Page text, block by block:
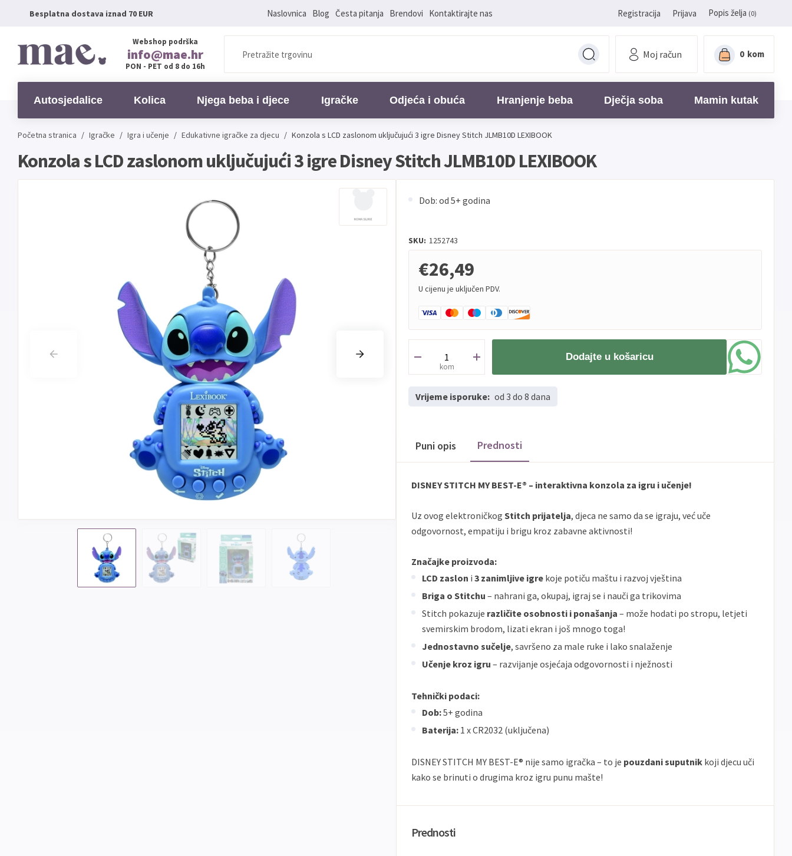
Besplatna dostava iznad 70 EUR Naslovnica Blog Česta pitanja Brendovi Kontaktirajte nas Registracija Prijava Popis želja (0)
Webshop podrška
info@mae.hr
PON - PET od 8 do 16h
Moj račun 0 kom
Autosjedalice Kolica Njega beba i djece Igračke Odjeća i obuća Hranjenje beba Dječja soba Mamin kutak
Početna stranica / Igračke / Igra i učenje / Edukativne igračke za djecu / Konzola s LCD zaslonom uključujući 3 igre Disney Stitch JLMB10D LEXIBOOK
Konzola s LCD zaslonom uključujući 3 igre Disney Stitch JLMB10D LEXIBOOK
Dob: od 5+ godina
SKU: 1252743
€26,49
U cijenu je uključen PDV.
kom
Dodajte u košaricu
Vrijeme isporuke: od 3 do 8 dana
Puni opis Prednosti
DISNEY STITCH MY BEST-E® – interaktivna konzola za igru i učenje!
Uz ovog elektroničkog Stitch prijatelja, djeca ne samo da se igraju, već uče
odgovornost, empatiju i brigu kroz zabavne aktivnosti!
Značajke proizvoda:
LCD zaslon i 3 zanimljive igre koje potiču maštu i razvoj vještina
Briga o Stitchu – nahrani ga, okupaj, igraj se i nauči ga trikovima
Stitch pokazuje različite osobnosti i ponašanja – može hodati po stropu, letjeti
svemirskim brodom, lizati ekran i još mnogo toga!
Jednostavno sučelje, savršeno za male ruke i lako snalaženje
Učenje kroz igru – razvijanje osjećaja odgovornosti i nježnosti
Tehnički podaci:
Dob:5+ godina
Baterija: 1 x CR2032 (uključena)
DISNEY STITCH MY BEST-E® nije samo igračka – to je pouzdani suputnik koji djecu uči
kako se brinuti o drugima kroz igru punu mašte!
Prednosti